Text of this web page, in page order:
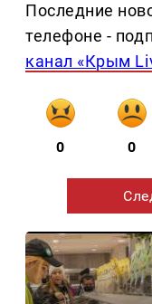
Последние
телефоне -
канал «Крым
0 0